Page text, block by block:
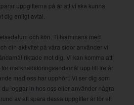
uppgifterna på är att vi ska kunna
dig enligt avtal.
och kön. Tillsammans med
din aktivitet på våra sidor använder vi
riktade mot dig. Vi kan komma att
marknadsföringsändamål upp till tre år
med oss har upphört. Vi ser dig som
loggar in hos oss eller använder några
av att spara dessa uppgifter är för ett